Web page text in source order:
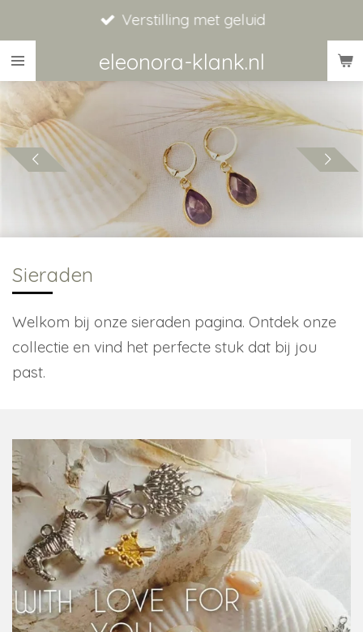
direct
naar
hoofdinhoud
eleonora-klank.nl
Verstilling met geluid
Sieraden
Welkom bij onze sieraden pagina. Ontdek onze
collectie en vind het perfecte stuk dat bij jou
past.